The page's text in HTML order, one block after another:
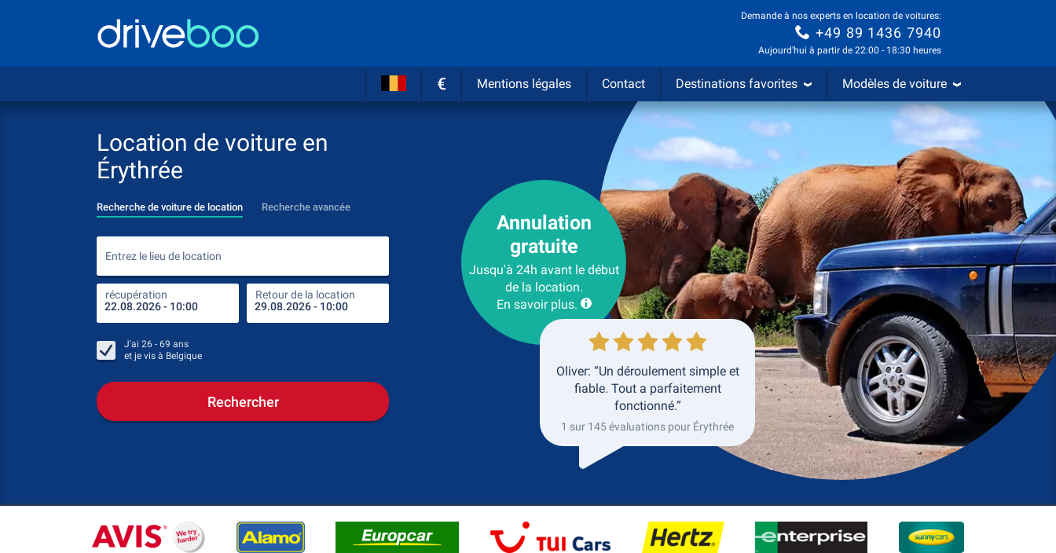
Demande à nos experts en location de voitures:
+49 89 1436 7940
Aujourd'hui à partir de 22:00 - 18:30 heures
€ Mentions légales Contact Destinations favorites Modèles de voiture
Location de voiture en
Érythrée
Recherche de voiture de location Recherche avancée
Entrez le lieu de location
récupération Retour de la location
Entrez le lieu de location
endroit de retour
Retour de la location
J'ai 26 - 69 ans
et je vis à Belgique
Rechercher
Annulation
gratuite
Jusqu'à 24h avant le début
de la location.
En savoir plus.
Oliver: “Un déroulement simple et
fiable. Tout a parfaitement
fonctionné.”
1 sur 145 évaluations pour Érythrée